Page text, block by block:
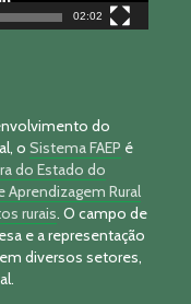
02:02
do
o Sistema FAEP é
do Estado do
Aprendizagem Rural
rurais. O campo de
e a representação
diversos setores,